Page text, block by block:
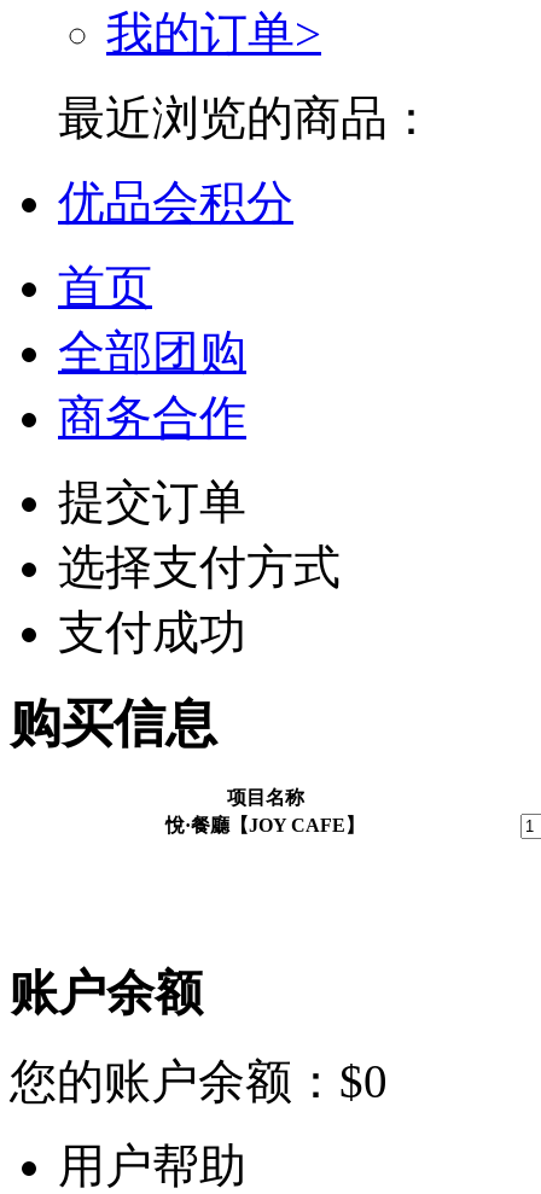
我的订单>
最近浏览的商品：
优品会积分
首页
全部团购
商务合作
提交订单
选择支付方式
支付成功
购买信息
项目名称
悅·餐廳【JOY CAFE】
账户余额
您的账户余额： $0
用户帮助